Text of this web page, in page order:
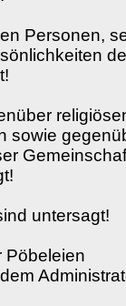
Personen,
sowie
untersagt!
Pöbeleien